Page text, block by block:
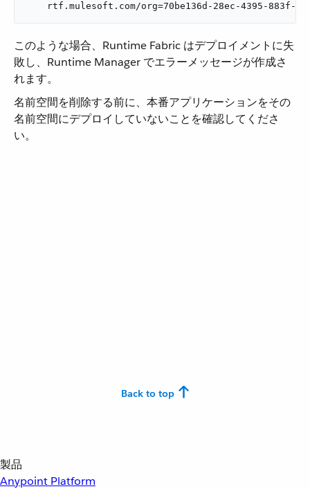
rtf.mulesoft.com/org=70be136d-28ec-4395-883f-
このような場合、Runtime Fabric はデプロイメントに失
敗し、Runtime Manager でエラーメッセージが作成さ
れます。
名前空間を削除する前に、本番アプリケーションをその
名前空間にデプロイしていないことを確認してくださ
い。
Back to top
製品
Anypoint Platform